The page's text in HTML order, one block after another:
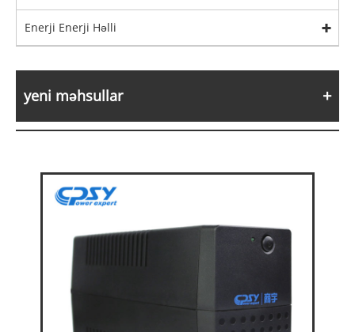
Enerji Enerji Həlli
yeni məhsullar